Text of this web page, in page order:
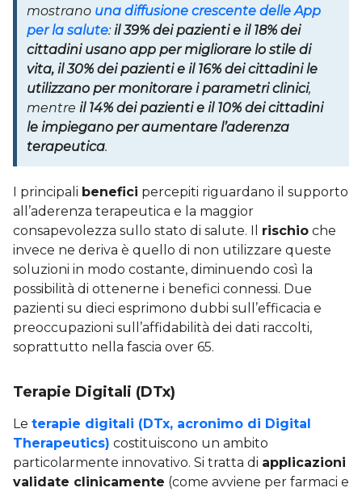
mostrano una diffusione crescente delle App
per la salute: il 39% dei pazienti e il 18% dei
cittadini usano app per migliorare lo stile di
vita, il 30% dei pazienti e il 16% dei cittadini le
utilizzano per monitorare i parametri clinici,
mentre il 14% dei pazienti e il 10% dei cittadini
le impiegano per aumentare l’aderenza
terapeutica.
I principali benefici percepiti riguardano il supporto
all’aderenza terapeutica e la maggior
consapevolezza sullo stato di salute. Il rischio che
invece ne deriva è quello di non utilizzare queste
soluzioni in modo costante, diminuendo così la
possibilità di ottenerne i benefici connessi. Due
pazienti su dieci esprimono dubbi sull’efficacia e
preoccupazioni sull’affidabilità dei dati raccolti,
soprattutto nella fascia over 65.
Terapie Digitali (DTx)
Le terapie digitali (DTx, acronimo di Digital
Therapeutics) costituiscono un ambito
particolarmente innovativo. Si tratta di applicazioni
validate clinicamente (come avviene per farmaci e